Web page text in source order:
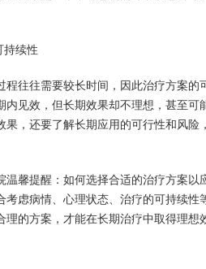
续性
往往需要较长时间，因此治疗方案的
内见效，但长期效果却不理想，甚至可
果，还要了解长期应用的可行性和风
提醒：如何选择合适的治疗方案以
考虑病情、心理状态、治疗的可持续性
理的方案，才能在长期治疗中取得理想